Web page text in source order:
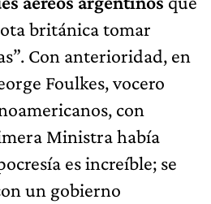
británica tomar
Con anterioridad, en
Foulkes, vocero
con
Ministra había
es increíble; se
un gobierno